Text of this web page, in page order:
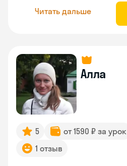
Читать дальше
Алла
5 от 1590 ₽ за урок
1 отзыв